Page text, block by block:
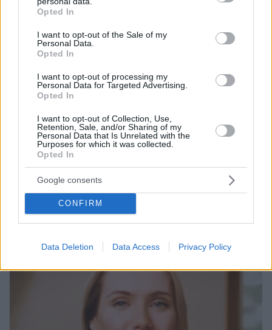
grant or deny consent to Google and its third-party tags to
use your data for below specified purposes in below Google
consent section.
Opted In
I want to opt-out of the Sale of my
Personal Data.
Opted In
I want to opt-out of processing my
Personal Data for Targeted Advertising.
Opted In
I want to opt-out of Collection, Use,
Retention, Sale, and/or Sharing of my
Personal Data that Is Unrelated with the
Purposes for which it was collected.
Opted In
Google consents
CONFIRM
Data Deletion Data Access Privacy Policy
Με τον νόμο Φλωρίδη συνελήφθη ο γνωστός δικηγόρος για
ενδοοικογενειακή βία
16.06.2024, 13:36
Thema Insights